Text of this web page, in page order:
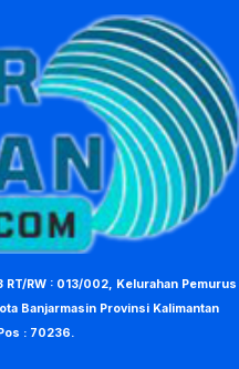
RT/RW : 013/002, Kelurahan Pemurus
Banjarmasin Provinsi Kalimantan
: 70236.